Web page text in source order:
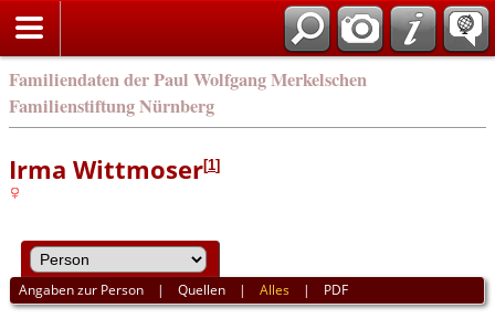
Familiendaten der Paul Wolfgang Merkelschen
Familienstiftung Nürnberg
Irma Wittmoser[1]
Angaben zur Person |Quellen |Alles | PDF